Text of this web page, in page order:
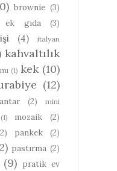
brownie (3)
ek gıda (3)
(4)
italyan
kahvaltılık
(1) kek (10)
(12)
(2)
mini
(1) mozaik
(2)
pankek (2)
pastırma (2)
(9) pratik ev